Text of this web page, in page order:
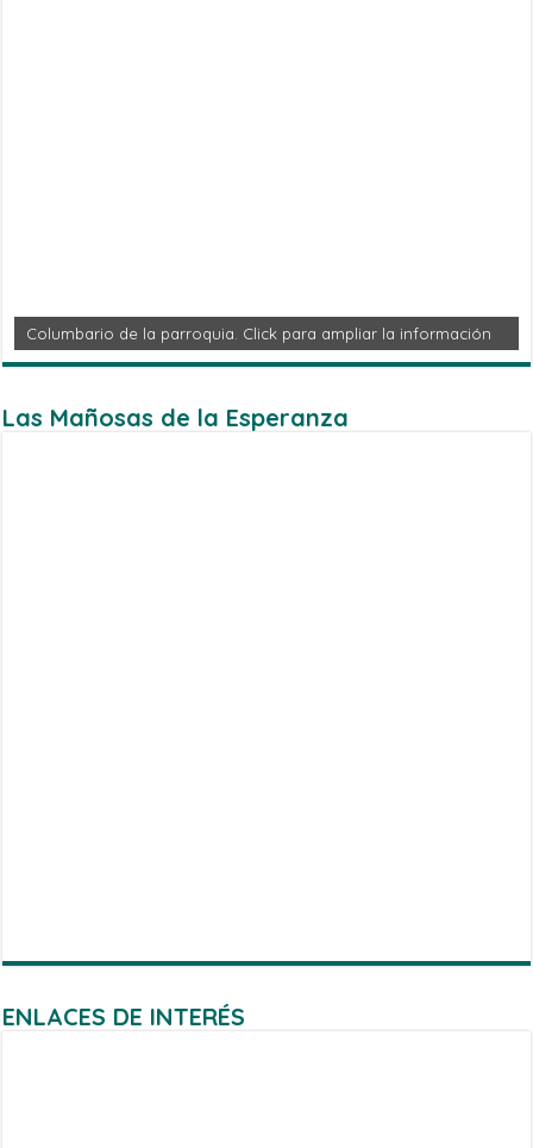
Columbario de la parroquia. Click para ampliar la información
Las Mañosas de la Esperanza
ENLACES DE INTERÉS